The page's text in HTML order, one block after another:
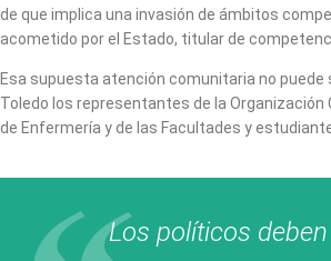
de que implica una invasión de ámbitos
acometido por el Estado, titular de
Esa supuesta atención comunitaria no puede
Toledo los representantes de la Organización
de Enfermería y de las Facultades y
Los políticos